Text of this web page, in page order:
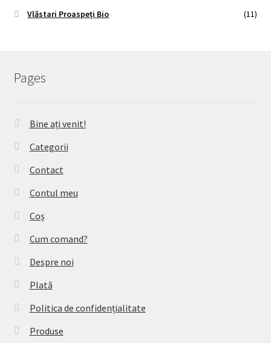
Vlăstari Proaspeți Bio
(11)
Pages
Bine ați venit!
Categorii
Contact
Contul meu
Coș
Cum comand?
Despre noi
Plată
Politica de confidențialitate
Produse